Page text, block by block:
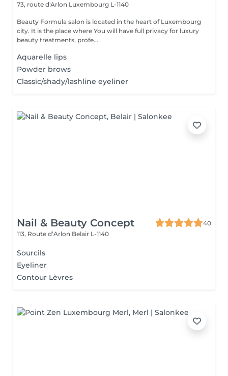
73, route d'Arlon Luxembourg L-1140
Beauty Formula salon is located in the heart of Luxembourg
city. It is the place where You will have full privacy for luxury
beauty treatments, profe...
Aquarelle lips
Powder brows
Classic/shady/lashline eyeliner
Nail & Beauty Concept
40
113, Route d’Arlon Belair L-1140
Sourcils
Eyeliner
Contour Lèvres